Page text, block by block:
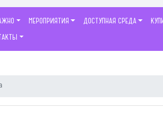
МЕРОПРИЯТИЯ ДОСТУПНАЯ СРЕДА